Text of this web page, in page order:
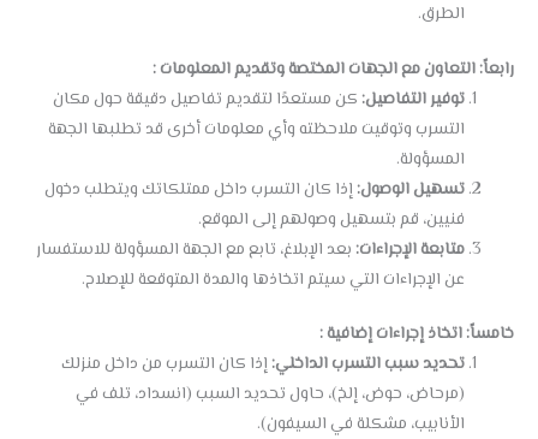
الطرق.
رابعاً: التعاون مع الجهات المختصة وتقديم المعلومات :
توفير التفاصيل:كن مستعدًا لتقديم تفاصيل دقيقة حول مكان
التسرب وتوقيت ملاحظته وأي معلومات أخرى قد تطلبها الجهة
المسؤولة.
تسهيل الوصول:إذا كان التسرب داخل ممتلكاتك ويتطلب دخول
فنيين، قم بتسهيل وصولهم إلى الموقع.
متابعة الإجراءات:بعد الإبلاغ، تابع مع الجهة المسؤولة للاستفسار
عن الإجراءات التي سيتم اتخاذها والمدة المتوقعة للإصلاح.
خامساً: اتخاذ إجراءات إضافية :
تحديد سبب التسرب الداخلي:إذا كان التسرب من داخل منزلك
(مرحاض، حوض، إلخ)، حاول تحديد السبب (انسداد، تلف في
الأنابيب، مشكلة في السيفون).